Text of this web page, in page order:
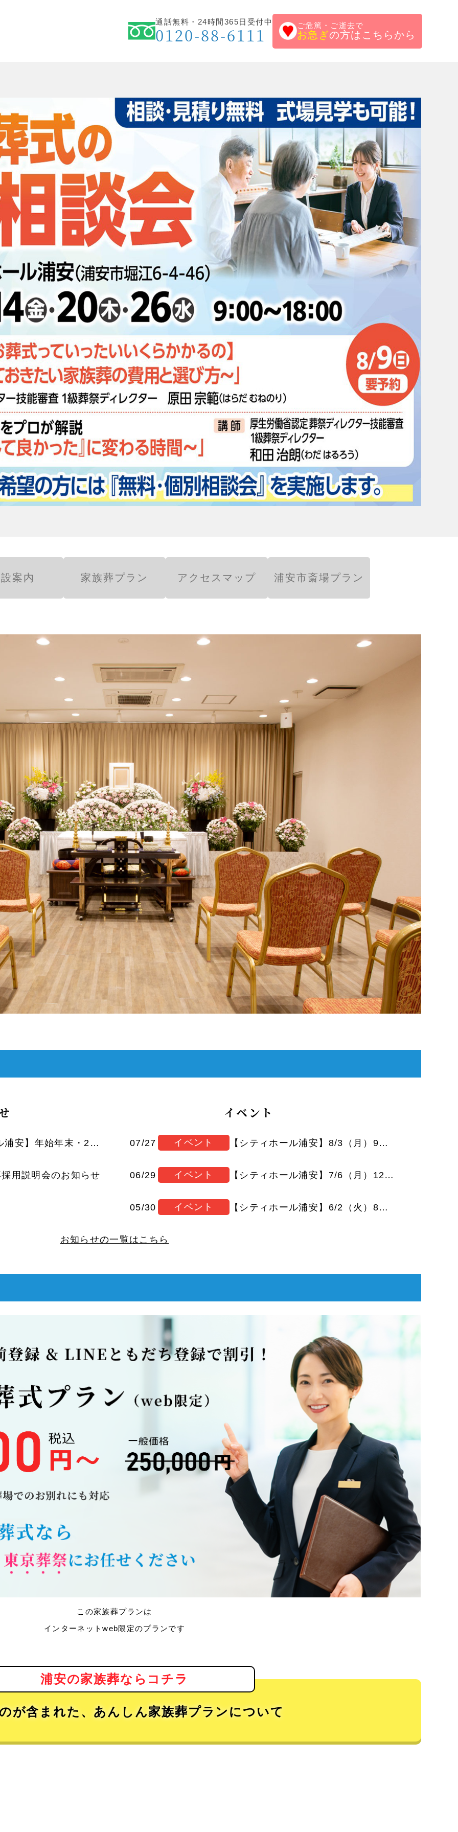
通話無料・24時間365日受付中
0120-88-6111 ご危篤・ご逝去で
お急ぎの方はこちらから
案内 家族葬プラン アクセスマップ 浦安市斎場プラン
【シティホール浦安】年始年末・24時間対応いたしております
用説明会のお知らせ
イベント
07/27 イベント 【シティホール浦安】8/3（月）9（日）14（金）20（木）26（水）家族葬無料相談会 開催のお知らせ
06/29 イベント 【シティホール浦安】7/6（月）12（日）16（木）22（水）28（火）家族葬無料相談会 開催のお知らせ
05/30 イベント 【シティホール浦安】6/2（火）8（月）14（日）18（木）27（水）30（火）家族葬無料相談会 開催のお知らせ
お知らせの一覧はこちら
この家族葬プランは
インターネットweb限定のプランです
浦安の家族葬ならコチラ
が含まれた、あんしん家族葬プランについて